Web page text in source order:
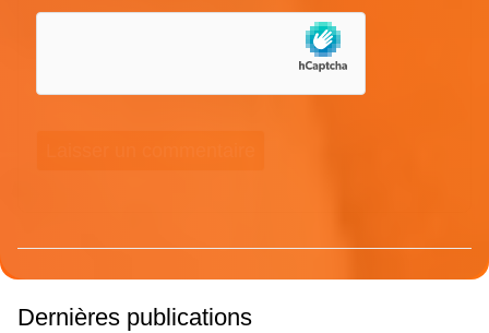
Dernières publications